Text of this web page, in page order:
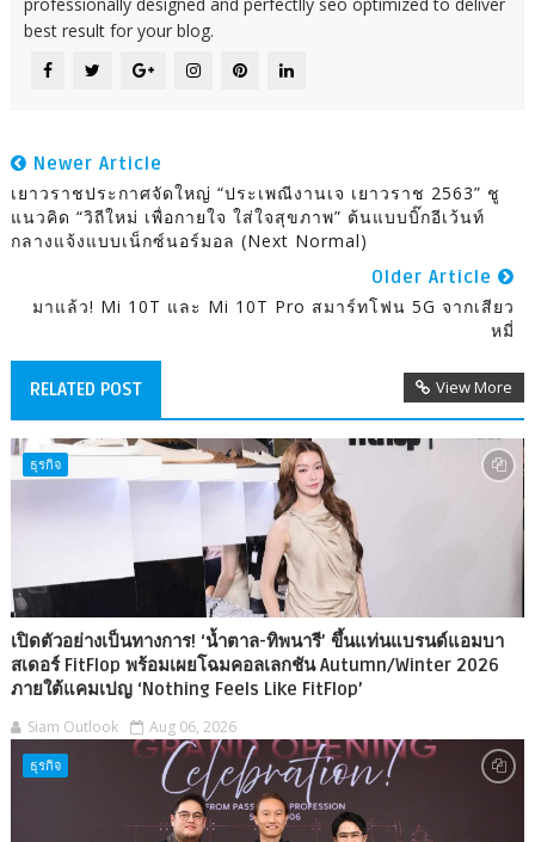
best result for your blog.
Newer Article
เยาวราชประกาศจัดใหญ่ “ประเพณีงานเจ เยาวราช 2563” ชู
แนวคิด “วิถีใหม่ เพื่อกายใจ ใส่ใจสุขภาพ” ต้นแบบบิ๊กอีเว้นท์
กลางแจ้งแบบเน็กซ์นอร์มอล (Next Normal)
Older Article
มาแล้ว! Mi 10T และ Mi 10T Pro สมาร์ทโฟน 5G จากเสียว
หมี่
RELATED POST View More
ธุรกิจ
เปิดตัวอย่างเป็นทางการ! ‘น้ำตาล-ทิพนารี’ ขึ้นแท่นแบรนด์แอมบา
สเดอร์ FitFlop พร้อมเผยโฉมคอลเลกชัน Autumn/Winter 2026
ภายใต้แคมเปญ ‘Nothing Feels Like FitFlop’
Siam Outlook Aug 06, 2026
ธุรกิจ